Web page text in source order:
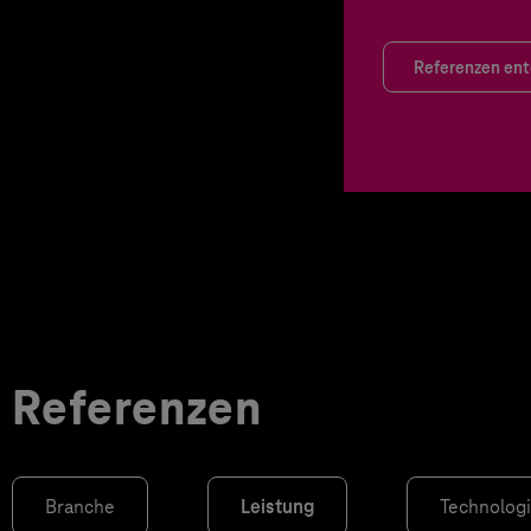
Referenzen
Referenzen
Branche Leistung